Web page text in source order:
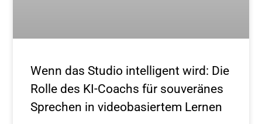
Wenn das Studio intelligent wird: Die
Rolle des KI-Coachs für souveränes
Sprechen in videobasiertem Lernen